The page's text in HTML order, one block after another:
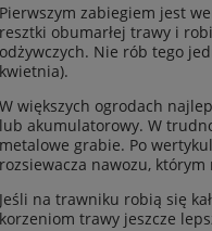
Pierwszym zabiegiem jest
resztki obumarłej trawy i
odżywczych. Nie rób tego
kwietnia).
W większych ogrodach
lub akumulatorowy. W
metalowe grabie. Po
rozsiewacza nawozu,
Jeśli na trawniku robią się
korzeniom trawy jeszcze